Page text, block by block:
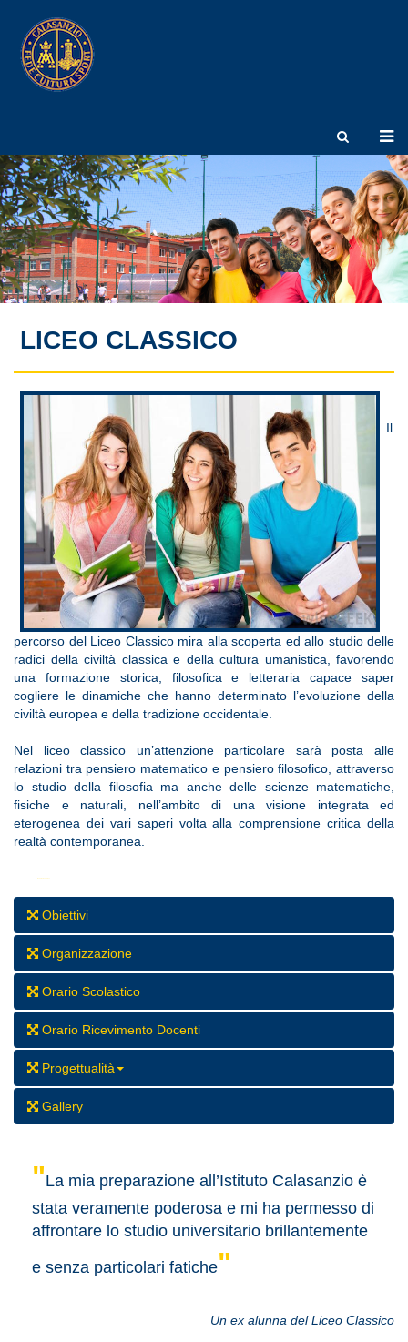
LICEO CLASSICO
Il
percorso del Liceo Classico mira alla scoperta ed allo studio delle
radici della civiltà classica e della cultura umanistica, favorendo
una formazione storica, filosofica e letteraria capace saper
cogliere le dinamiche che hanno determinato l’evoluzione della
civiltà europea e della tradizione occidentale.
Nel liceo classico un’attenzione particolare sarà posta alle
relazioni tra pensiero matematico e pensiero filosofico, attraverso
lo studio della filosofia ma anche delle scienze matematiche,
fisiche e naturali, nell’ambito di una visione integrata ed
eterogenea dei vari saperi volta alla comprensione critica della
realtà contemporanea.
Obiettivi
Organizzazione
Orario Scolastico
Orario Ricevimento Docenti
Progettualità
Gallery
"La mia preparazione all’Istituto Calasanzio è
stata veramente poderosa e mi ha permesso di
affrontare lo studio universitario brillantemente
e senza particolari fatiche"
Un ex alunna del Liceo Classico